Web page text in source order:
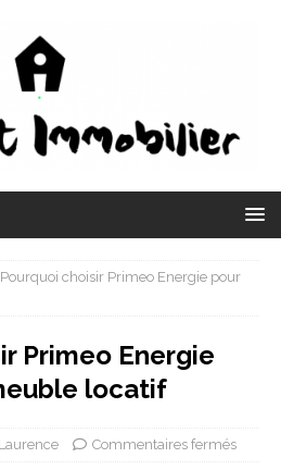
Pourquoi choisir Primeo Energie pour
Primeo Energie
locatif
Commentaires fermés